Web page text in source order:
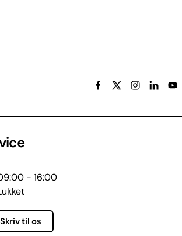
og kontaktoplysninger
- 16:00
Skriv til os